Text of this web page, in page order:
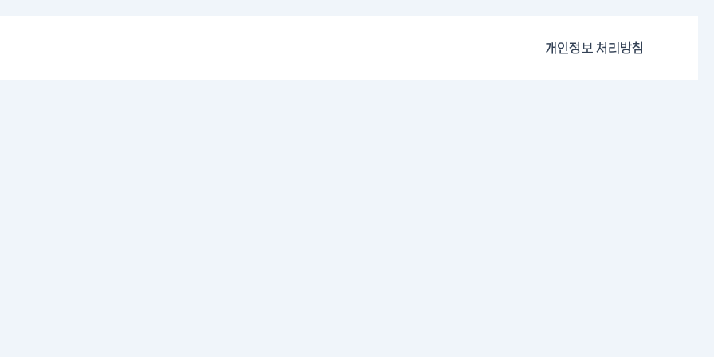
개인정보 처리방침